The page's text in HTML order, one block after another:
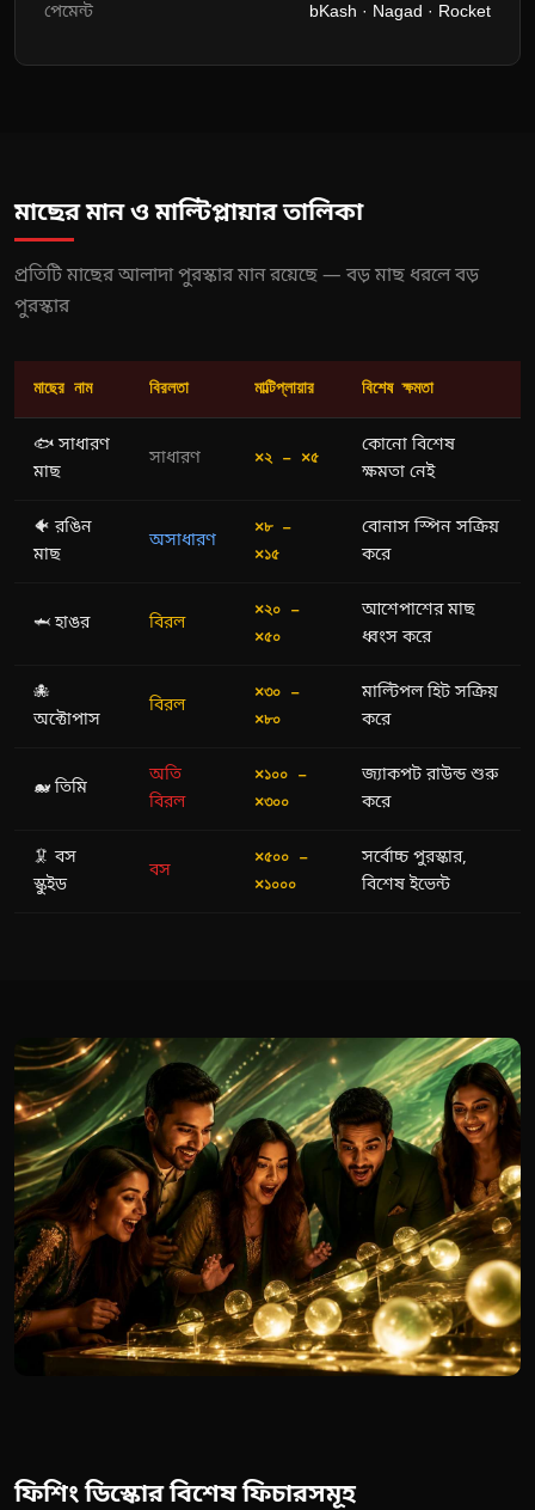
পেমেন্ট bKash · Nagad · Rocket
মাছের মান ও মাল্টিপ্লায়ার তালিকা
প্রতিটি মাছের আলাদা পুরস্কার মান রয়েছে — বড় মাছ ধরলে বড়
পুরস্কার
মাছের নাম বিরলতা মাল্টিপ্লায়ার বিশেষ ক্ষমতা
🐟 সাধারণ
মাছ
সাধারণ ×২ – ×৫
কোনো বিশেষ
ক্ষমতা নেই
🐠 রঙিন
মাছ
অসাধারণ
×৮ –
×১৫
বোনাস স্পিন সক্রিয়
করে
🦈 হাঙর বিরল
×২০ –
×৫০
আশেপাশের মাছ
ধ্বংস করে
🐙
অক্টোপাস
বিরল
×৩০ –
×৮০
মাল্টিপল হিট সক্রিয়
করে
🐋 তিমি
অতি
বিরল
×১০০ –
×৩০০
জ্যাকপট রাউন্ড শুরু
করে
🦑 বস
স্কুইড
বস
×৫০০ –
×১০০০
সর্বোচ্চ পুরস্কার,
বিশেষ ইভেন্ট
ফিশিং ডিস্কোর বিশেষ ফিচারসমূহ